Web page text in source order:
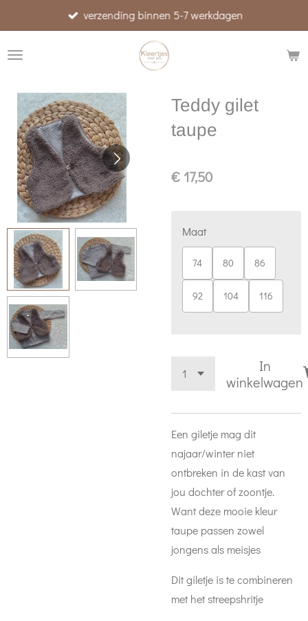
direct
naar
hoofdinhoud
verzending binnen 5-7 werkdagen
Teddy gilet
taupe
€ 17,50
Maat
74 80 86
92 104 116
In
winkelwagen
Een giletje mag dit
najaar/winter niet
ontbreken in de kast van
jou dochter of zoontje.
Want deze mooie kleur
taupe passen zowel
jongens als meisjes
Dit giletje is te combineren
met het streepshritje